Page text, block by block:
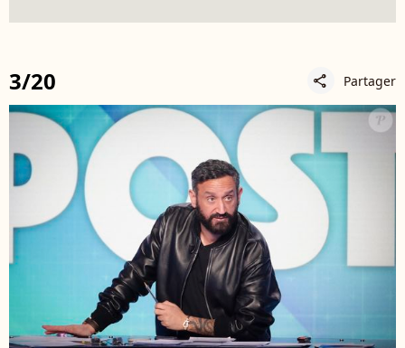
3/20 share Partager